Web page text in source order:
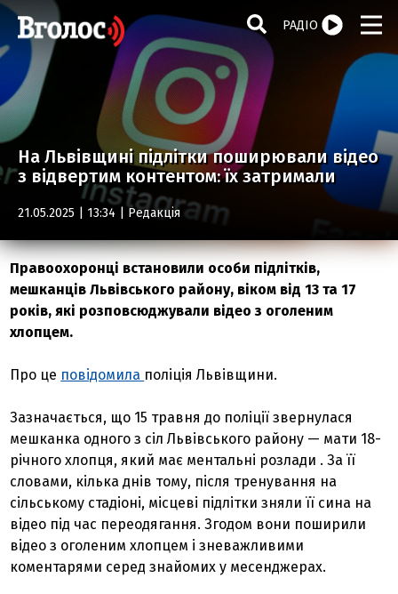
РАДІО
На Львівщині підлітки поширювали відео
з відвертим контентом: їх затримали
21.05.2025 | 13:34 | Редакція
Правоохоронці встановили особи підлітків,
мешканців Львівського району, віком від 13 та 17
років, які розповсюджували відео з оголеним
хлопцем.
Про це повідомила поліція Львівщини.
Зазначається, що 15 травня до поліції звернулася
мешканка одного з сіл Львівського району — мати 18-
річного хлопця, який має ментальні розлади . За її
словами, кілька днів тому, після тренування на
сільському стадіоні, місцеві підлітки зняли її сина на
відео під час переодягання. Згодом вони поширили
відео з оголеним хлопцем і зневажливими
коментарями серед знайомих у месенджерах.